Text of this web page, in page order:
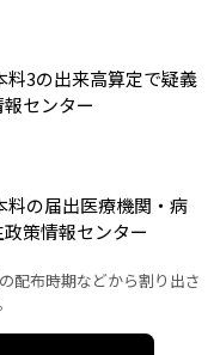
料3の出来高算定で疑義
センター
料の届出医療機関・病
策情報センター
配布時期などから割り出さ